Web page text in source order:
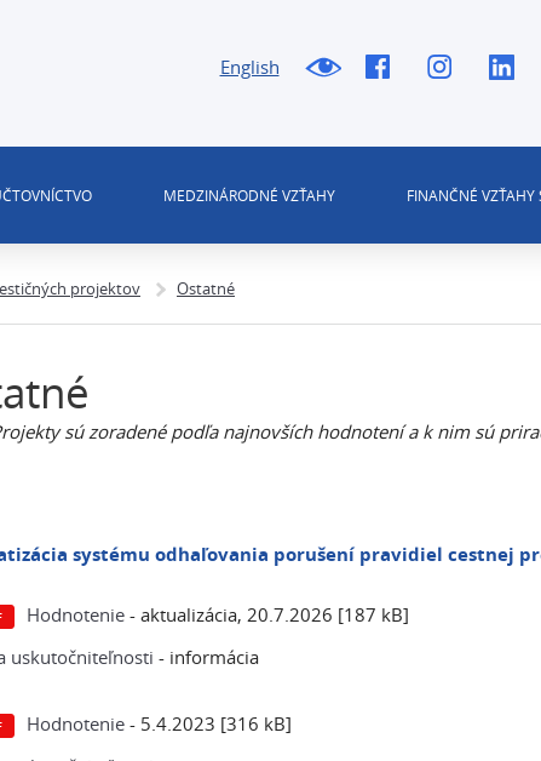
English
MEDZINÁRODNÉ VZŤAHY FINANČNÉ VZŤAHY
projektov Ostatné
sú zoradené podľa najnovších hodnotení a k nim sú
systému odhaľovania porušení pravidiel cestnej
Hodnotenie- aktualizácia, 20.7.2026 [187 kB]
uskutočniteľnosti - informácia
Hodnotenie- 5.4.2023 [316 kB]